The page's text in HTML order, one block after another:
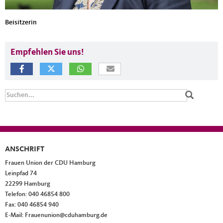
Beisitzerin
Empfehlen Sie uns!
Suchformular
Suche
Fußbereich
ANSCHRIFT
Frauen Union der CDU Hamburg
Leinpfad 74
22299 Hamburg
Telefon: 040 46854 800
Fax: 040 46854 940
E-Mail: Frauenunion@cduhamburg.de